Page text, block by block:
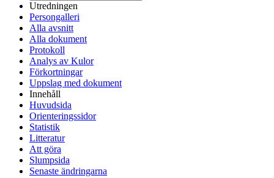
Utredningen
Persongalleri
Alla avsnitt
Alla dokument
Protokoll
Analys av Kulor
Förkortningar
Uppslag med dokument
Innehåll
Huvudsida
Orienteringssidor
Statistik
Litteratur
Att göra
Slumpsida
Senaste ändringarna